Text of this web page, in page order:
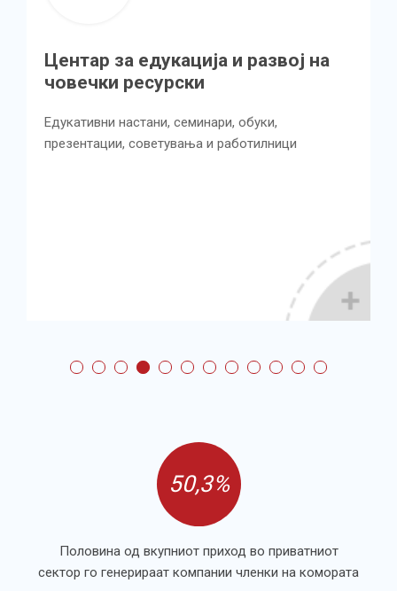
Центар за унапредување на
квалитетот во производството и
Имплементирање на менаџмент системи
50,3%
Половина од вкупниот приход во приватниот
сектор го генерираат компании членки на комората